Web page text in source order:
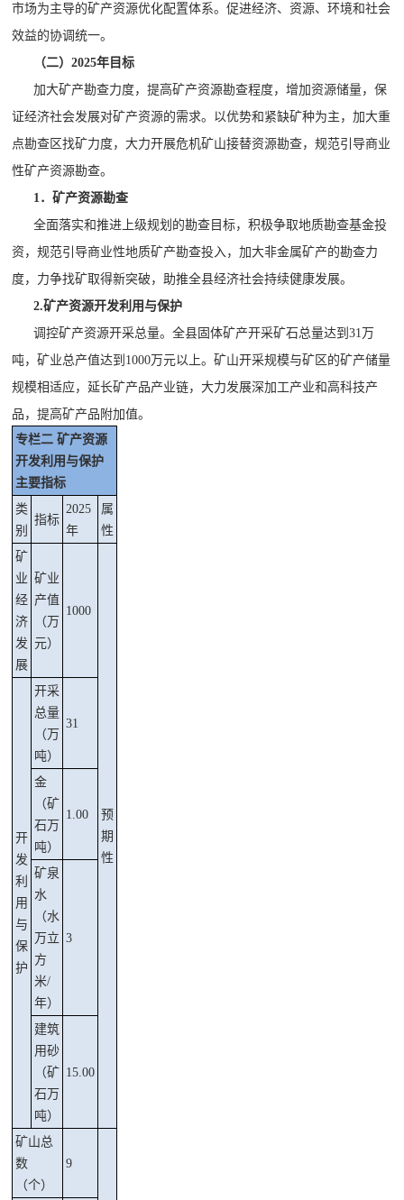
市场为主导的矿产资源优化配置体系。促进经济、资源、环境和社会
效益的协调统一。
（二）2025年目标
加大矿产勘查力度，提高矿产资源勘查程度，增加资源储量，保
证经济社会发展对矿产资源的需求。以优势和紧缺矿种为主，加大重
点勘查区找矿力度，大力开展危机矿山接替资源勘查，规范引导商业
性矿产资源勘查。
1．矿产资源勘查
全面落实和推进上级规划的勘查目标，积极争取地质勘查基金投
资，规范引导商业性地质矿产勘查投入，加大非金属矿产的勘查力
度，力争找矿取得新突破，助推全县经济社会持续健康发展。
2.矿产资源开发利用与保护
调控矿产资源开采总量。全县固体矿产开采矿石总量达到31 万
吨，矿业总产值达到 1000万元以上。矿山开采规模与矿区的矿产储量
规模相适应，延长矿产品产业链，大力发展深加工产业和高科技产
品，提高矿产品附加值。
专栏二 矿产资源
开发利用与保护
主要指标
类
别
指标
2025
年
属
性
矿
业
经
济
发
展
矿业
产值
（万
元）
1000
预
期
性
开
发
利
用
与
保
护
开采
总量
（万
吨）
31
金
（矿
石 万
吨）
1.00
矿泉
水
（水
万立
方
米/
年）
3
建筑
用砂
（矿
石 万
吨）
15.00
矿山总
数
（个）
9